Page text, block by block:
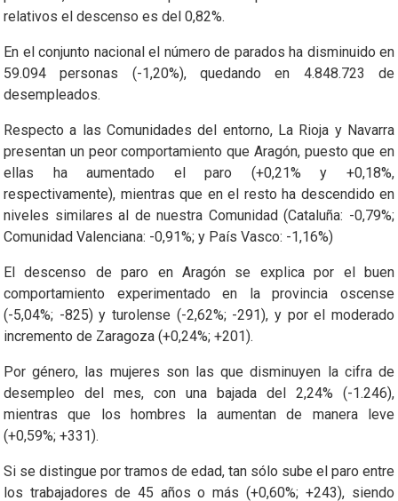
relativos el descenso es del 0,82%.
En el conjunto nacional el número de parados ha disminuido en
59.094 personas (-1,20%), quedando en 4.848.723 de
desempleados.
Respecto a las Comunidades del entorno, La Rioja y Navarra
presentan un peor comportamiento que Aragón, puesto que en
ellas ha aumentado el paro (+0,21% y +0,18%,
respectivamente), mientras que en el resto ha descendido en
niveles similares al de nuestra Comunidad (Cataluña: -0,79%;
Comunidad Valenciana: -0,91%; y País Vasco: -1,16%)
El descenso de paro en Aragón se explica por el buen
comportamiento experimentado en la provincia oscense
(-5,04%; -825) y turolense (-2,62%; -291), y por el moderado
incremento de Zaragoza (+0,24%; +201).
Por género, las mujeres son las que disminuyen la cifra de
desempleo del mes, con una bajada del 2,24% (-1.246),
mientras que los hombres la aumentan de manera leve
(+0,59%; +331).
Si se distingue por tramos de edad, tan sólo sube el paro entre
los trabajadores de 45 años o más (+0,60%; +243), siendo